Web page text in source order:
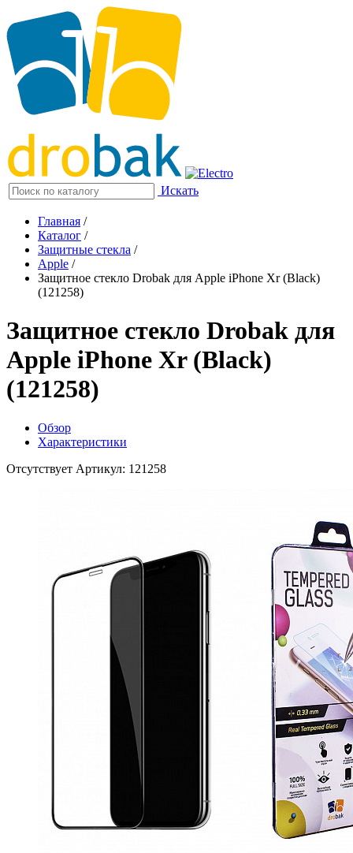
Искать
Главная /
Каталог /
Защитные стекла /
Apple /
Защитное стекло Drobak для Apple iPhone Xr (Black)
(121258)
Защитное стекло Drobak для
Apple iPhone Xr (Black)
(121258)
Обзор
Характеристики
Отсутствует Артикул: 121258